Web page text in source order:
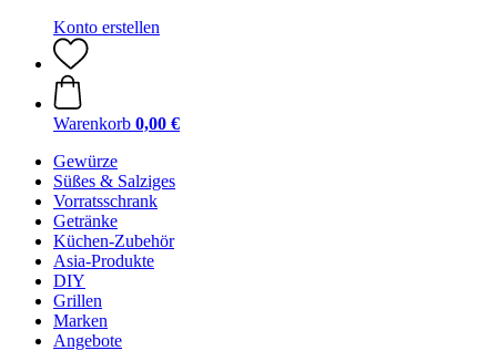
Konto erstellen
Warenkorb 0,00 €
Gewürze
Süßes & Salziges
Vorratsschrank
Getränke
Küchen-Zubehör
Asia-Produkte
DIY
Grillen
Marken
Angebote